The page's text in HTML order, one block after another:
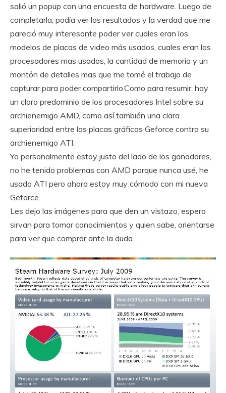
salió un popup con una encuesta de hardware. Luego de
completarla, podía ver los resultados y la verdad que me
pareció muy interesante poder ver cuales eran los
modelos de placas de video más usados, cuales eran los
procesadores mas usados, la cantidad de memoria y un
montón de detalles mas que me tomé el trabajo de
capturar para poder compartirlo.Como para resumir, hay
un claro predominio de los procesadores Intel sobre su
archienemigo AMD, como así también una clara
superioridad entre las placas gráficas Geforce contra su
archienemigo ATI.
Yo personalmente estoy justo del lado de los ganadores,
no he tenido problemas con AMD porque nunca usé, he
usado ATI pero ahora estoy muy cómodo con mi nueva
Geforce.
Les dejo las imágenes para que den un vistazo, espero
sirvan para tomar conocimientos y quien sabe, orientarse
para ver que comprar ante la duda…